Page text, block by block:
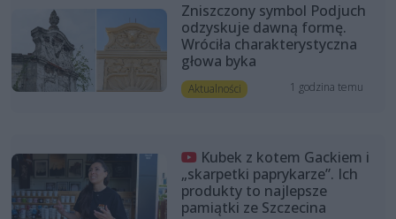
Zniszczony symbol Podjuch
odzyskuje dawną formę.
Wróciła charakterystyczna
głowa byka
Aktualności 1 godzina temu
Kubek z kotem Gackiem i
„skarpetki paprykarze”. Ich
produkty to najlepsze
pamiątki ze Szczecina